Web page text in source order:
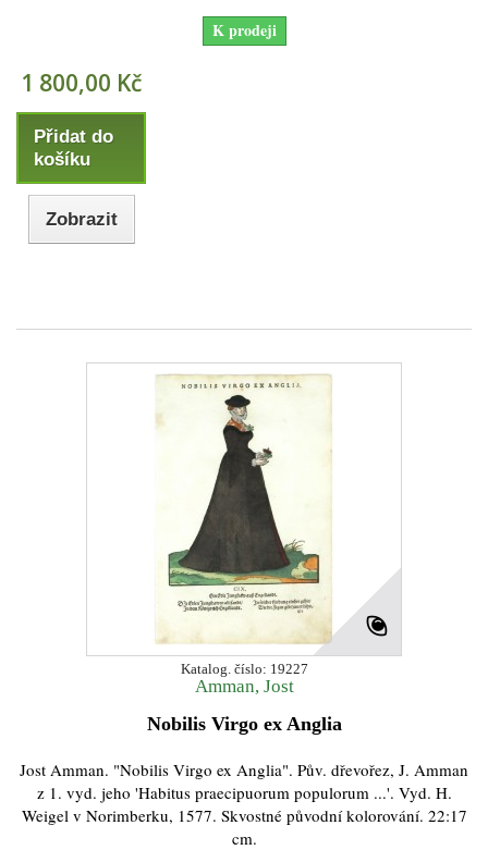
K prodeji
1 800,00 Kč
Přidat do
košíku
Zobrazit
Katalog. číslo: 19227
Amman, Jost
Nobilis Virgo ex Anglia
Jost Amman. "Nobilis Virgo ex Anglia". Pův. dřevořez, J. Amman
z 1. vyd. jeho 'Habitus praecipuorum populorum ...'. Vyd. H.
Weigel v Norimberku, 1577. Skvostné původní kolorování. 22:17
cm.